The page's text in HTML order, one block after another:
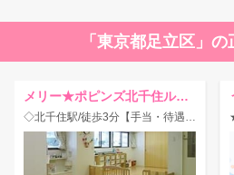
「東京都足立区」
メリー★ポピンズ北千住ルーム
◇北千住駅/徒歩3分【手当・待遇が厚い◎】26ヶ所の認可保育園に加えグループ法人で計73園を運営！研修制度充実♪年休125日☆